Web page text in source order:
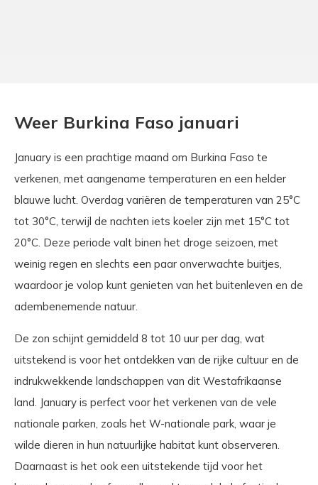
Weer Burkina Faso januari
January is een prachtige maand om Burkina Faso te
verkenen, met aangename temperaturen en een helder
blauwe lucht. Overdag variëren de temperaturen van 25°C
tot 30°C, terwijl de nachten iets koeler zijn met 15°C tot
20°C. Deze periode valt binen het droge seizoen, met
weinig regen en slechts een paar onverwachte buitjes,
waardoor je volop kunt genieten van het buitenleven en de
adembenemende natuur.
De zon schijnt gemiddeld 8 tot 10 uur per dag, wat
uitstekend is voor het ontdekken van de rijke cultuur en de
indrukwekkende landschappen van dit Westafrikaanse
land. January is perfect voor het verkenen van de vele
nationale parken, zoals het W-nationale park, waar je
wilde dieren in hun natuurlijke habitat kunt observeren.
Daarnaast is het ook een uitstekende tijd voor het